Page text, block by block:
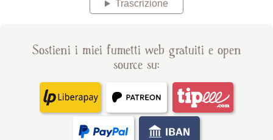
Trascrizione
Sostieni i miei fumetti web gratuiti e open
source su: